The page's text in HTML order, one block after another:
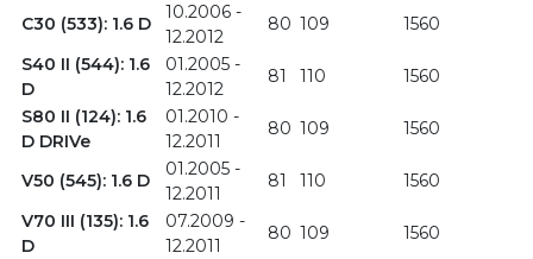
C30 (533): 1.6 D
10.2006 -
12.2012
80 109
1560
S40 II (544): 1.6
D
01.2005 -
12.2012
81 110
1560
S80 II (124): 1.6
D DRIVe
01.2010 -
12.2011
80 109 1560
V50 (545): 1.6 D
01.2005 -
12.2011
81 110
1560
V70 III (135): 1.6
D
07.2009 -
12.2011
80 109 1560